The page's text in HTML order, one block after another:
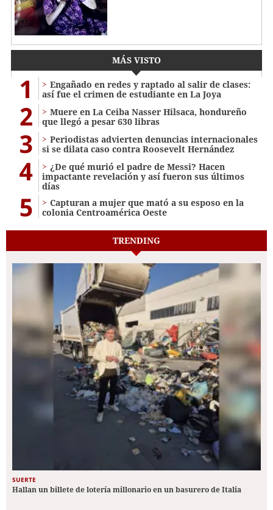
MÁS VISTO
1
Engañado en redes y raptado al salir de clases:
así fue el crimen de estudiante en La Joya
2
Muere en La Ceiba Nasser Hilsaca, hondureño
que llegó a pesar 630 libras
3
Periodistas advierten denuncias internacionales
si se dilata caso contra Roosevelt Hernández
4
¿De qué murió el padre de Messi? Hacen
impactante revelación y así fueron sus últimos
días
5
Capturan a mujer que mató a su esposo en la
colonia Centroamérica Oeste
TRENDING
SUERTE
Hallan un billete de lotería millonario en un basurero de Italia